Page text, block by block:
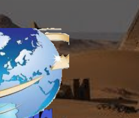
تخطي
إلى
المحتوى